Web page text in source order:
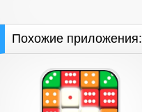
Похожие приложения: